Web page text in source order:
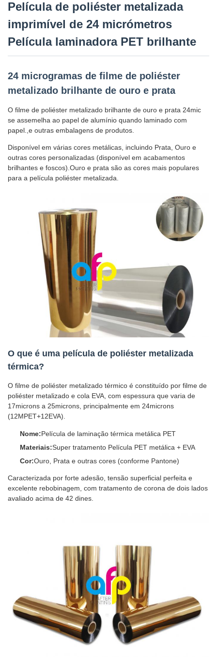
Película de poliéster metalizada
imprimível de 24 micrómetros
Película laminadora PET brilhante
24 microgramas de filme de poliéster
metalizado brilhante de ouro e prata
O filme de poliéster metalizado brilhante de ouro e prata 24mic
se assemelha ao papel de alumínio quando laminado com
papel.,e outras embalagens de produtos.
Disponível em várias cores metálicas, incluindo Prata, Ouro e
outras cores personalizadas (disponível em acabamentos
brilhantes e foscos).Ouro e prata são as cores mais populares
para a película poliéster metalizada.
O que é uma película de poliéster metalizada
térmica?
O filme de poliéster metalizado térmico é constituído por filme de
poliéster metalizado e cola EVA, com espessura que varia de
17microns a 25microns, principalmente em 24microns
(12MPET+12EVA).
Nome:Película de laminação térmica metálica PET
Materiais:Super tratamento Película PET metálica + EVA
Cor:Ouro, Prata e outras cores (conforme Pantone)
Caracterizada por forte adesão, tensão superficial perfeita e
excelente rebobinagem, com tratamento de corona de dois lados
avaliado acima de 42 dines.